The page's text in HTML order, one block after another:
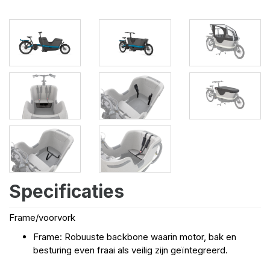
Specificaties
Frame/voorvork
Frame: Robuuste backbone waarin motor, bak en
besturing even fraai als veilig zijn geïntegreerd.